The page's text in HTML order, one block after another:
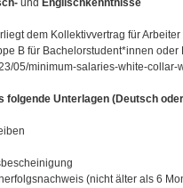
und Englischkenntnisse
dem Kollektivvertrag für
B für Bachelorstudent*innen
05/minimum-salaries-white-collar-
folgende Unterlagen (Deutsch
(nicht älter als 6